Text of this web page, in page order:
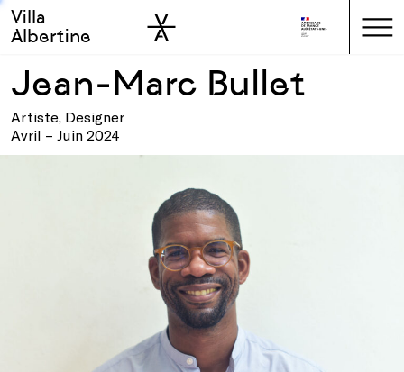
Skip to main
Skip to sidebar
Villa
Albertine
Jean-Marc Bullet
Artiste, Designer
Avril – Juin 2024